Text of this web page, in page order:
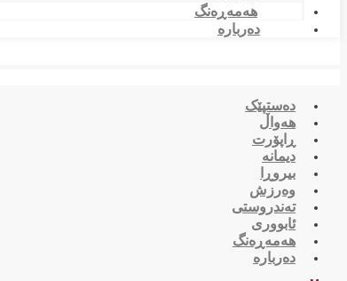
هەمەڕەنگ
دەربارە
دەستپێک
هەواڵ
ڕاپۆرت
دیمانە
بیروڕا
وەرزش
تەندروستی
ئابووری
هەمەڕەنگ
دەربارە